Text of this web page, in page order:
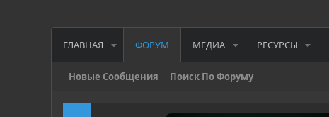
ГЛАВНАЯ ФОРУМ МЕДИА РЕСУРСЫ
Новые Сообщения Поиск По Форуму